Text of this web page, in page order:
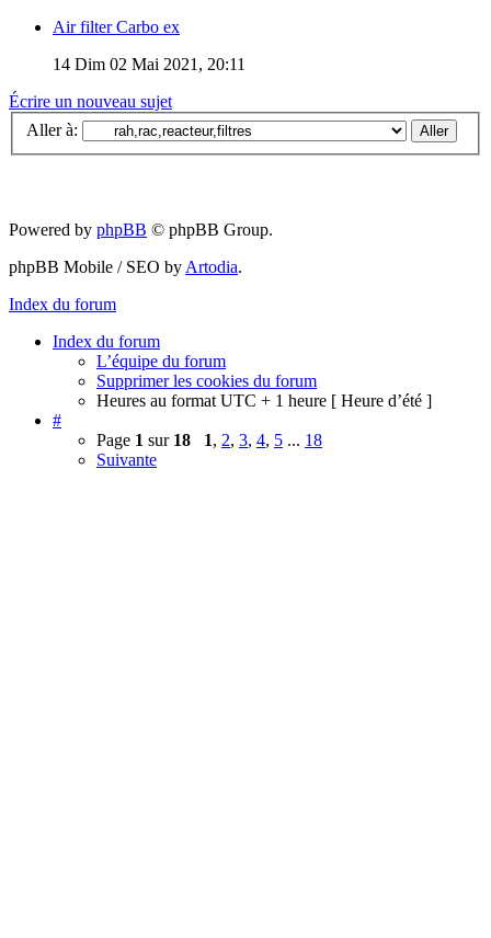
Air filter Carbo ex
14 Dim 02 Mai 2021, 20:11
Écrire un nouveau sujet
Aller à:
Powered by phpBB © phpBB Group.
phpBB Mobile / SEO byArtodia.
Index du forum
Index du forum
L’équipe du forum
Supprimer les cookies du forum
Heures au format UTC + 1 heure [ Heure d’été ]
#
Page 1 sur 18 1, 2, 3, 4, 5 ... 18
Suivante